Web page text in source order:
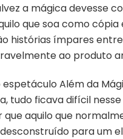
a mágica devesse
que soa como
histórias ímpares
ao produto
Além da
ficava difícil nesse
que aquilo que
para um